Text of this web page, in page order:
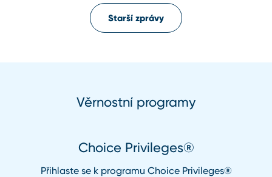
Starší zprávy
Věrnostní programy
Choice Privileges®
Přihlaste se k programu Choice Privileges®